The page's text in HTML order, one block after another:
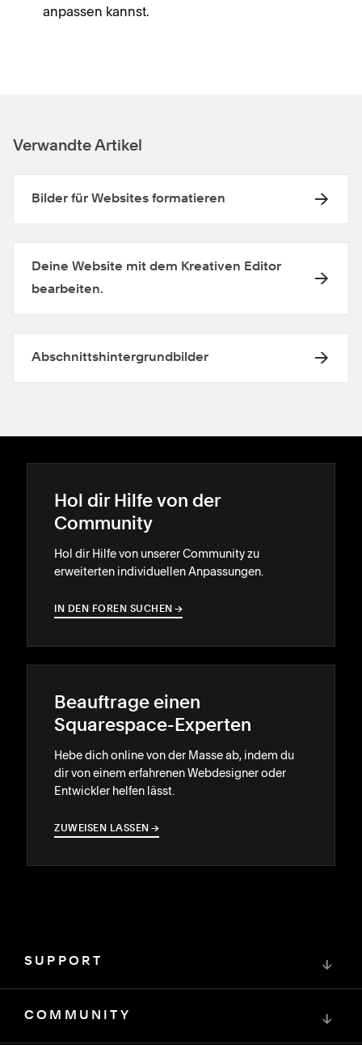
anpassen kannst.
Verwandte Artikel
Bilder für Websites formatieren
Deine Website mit dem Kreativen Editor
bearbeiten.
Abschnittshintergrundbilder
Hol dir Hilfe von der
Community
Hol dir Hilfe von unserer Community zu
erweiterten individuellen Anpassungen.
IN DEN FOREN SUCHEN →
→
Beauftrage einen
Squarespace-Experten
Hebe dich online von der Masse ab, indem du
dir von einem erfahrenen Webdesigner oder
Entwickler helfen lässt.
ZUWEISEN LASSEN →
→
SUPPORT ↓
COMMUNITY ↓